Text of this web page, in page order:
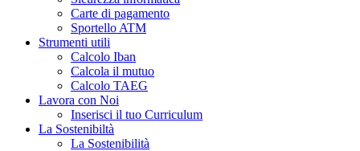
Carte di pagamento
Sportello ATM
Strumenti utili
Calcolo Iban
Calcola il mutuo
Calcolo TAEG
Lavora con Noi
Inserisci il tuo Curriculum
La Sostenibiltà
La Sostenibilità